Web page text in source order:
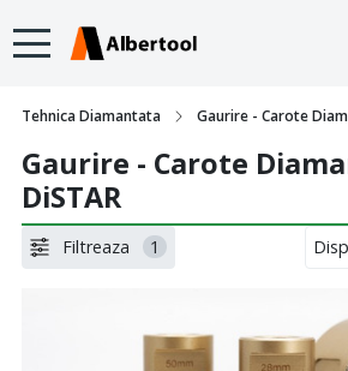
Tehnica Diamantata Gaurire - Carote
Gaurire - Carote
DiSTAR
Filtreaza 1